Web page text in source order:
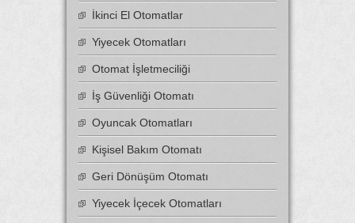
İkinci El Otomatlar
Yiyecek Otomatları
Otomat İşletmeciliği
İş Güvenliği Otomatı
Oyuncak Otomatları
Kişisel Bakım Otomatı
Geri Dönüşüm Otomatı
Yiyecek İçecek Otomatları